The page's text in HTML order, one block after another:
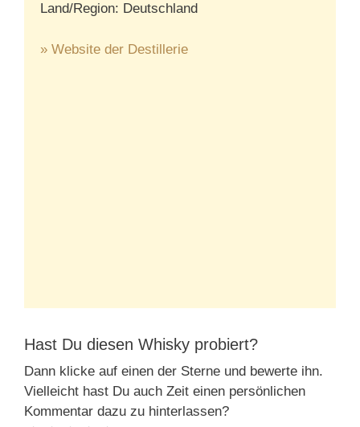
Land/Region: Deutschland
» Website der Destillerie
Hast Du diesen Whisky probiert?
Dann klicke auf einen der Sterne und bewerte ihn.
Vielleicht hast Du auch Zeit einen persönlichen
Kommentar dazu zu hinterlassen?